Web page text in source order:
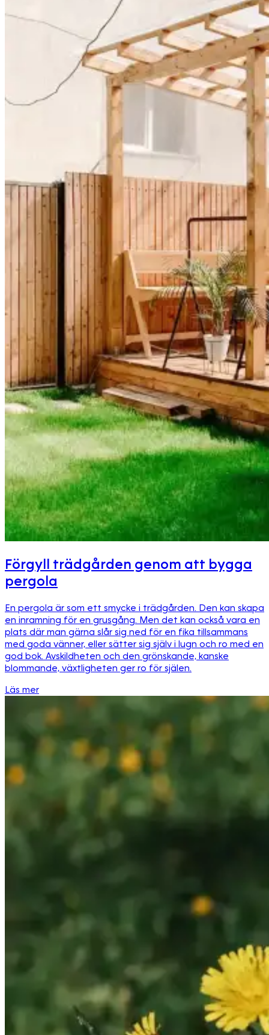
Förgyll trädgården genom att bygga
pergola
En pergola är som ett smycke i trädgården. Den kan skapa
en inramning för en grusgång. Men det kan också vara en
plats där man gärna slår sig ned för en fika tillsammans
med goda vänner, eller sätter sig själv i lugn och ro med en
god bok. Avskildheten och den grönskande, kanske
blommande, växtligheten ger ro för själen.
Läs mer